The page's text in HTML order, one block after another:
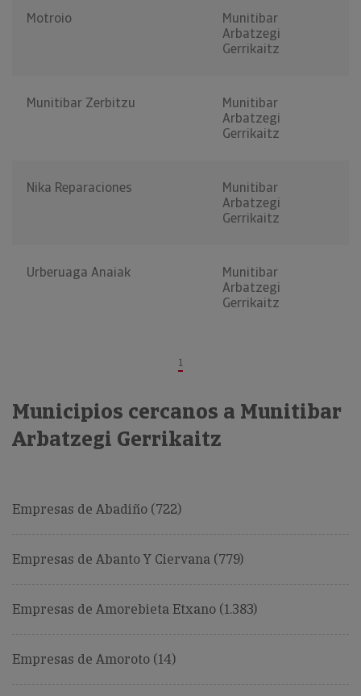
Motroio
Munitibar
Arbatzegi
Gerrikaitz
Munitibar Zerbitzu
Munitibar
Arbatzegi
Gerrikaitz
Nika Reparaciones
Munitibar
Arbatzegi
Gerrikaitz
Urberuaga Anaiak
Munitibar
Arbatzegi
Gerrikaitz
1
Municipios cercanos a Munitibar
Arbatzegi Gerrikaitz
Empresas de Abadiño (722)
Empresas de Abanto Y Ciervana (779)
Empresas de Amorebieta Etxano (1.383)
Empresas de Amoroto (14)